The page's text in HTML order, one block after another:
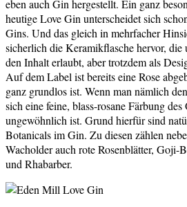
eben auch Gin hergestellt. Ein ganz
heutige Love Gin unterscheidet sich
Gins. Und das gleich in mehrfacher
sicherlich die Keramikflasche hervor,
den Inhalt erlaubt, aber trotzdem als
Auf dem Label ist bereits eine Rose
ganz grundlos ist. Wenn man nämlich
sich eine feine, blass-rosane Färbung
ungewöhnlich ist. Grund hierfür sind
Botanicals im Gin. Zu diesen zählen
Wacholder auch rote Rosenblätter, Goji-
und Rhabarber.